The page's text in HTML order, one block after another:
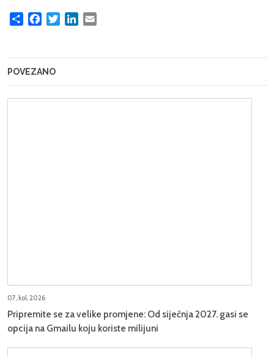
Share FacebookTwitterLinkedIn
POVEZANO
07, kol, 2026
Pripremite se za velike promjene: Od siječnja 2027. gasi se
opcija na Gmailu koju koriste milijuni